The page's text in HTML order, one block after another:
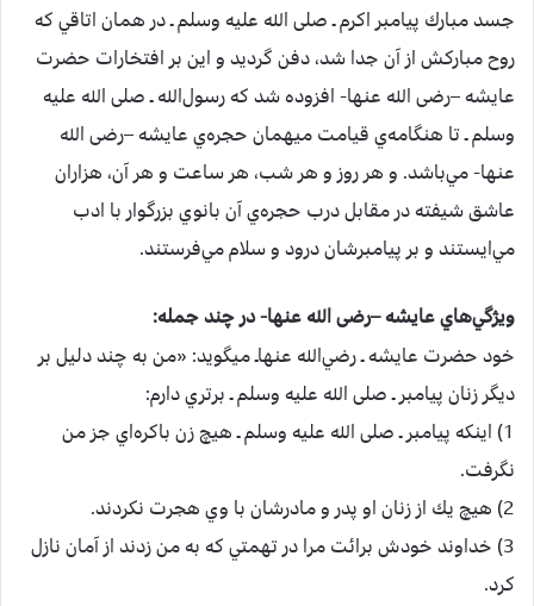
جسد مبارك‌ پيامبر اكرم‌ ـ صلی الله علیه وسلم ـ در همان‌ اتاقي‌ كه‌
روح‌ مباركش‌ از آن‌ جدا شد، دفن‌ گرديد و اين‌ بر افتخارات‌ حضرت‌
عايشه –رضی الله عنها-‌ افزوده‌ شد كه‌ رسول‌الله ـ صلی الله علیه
وسلم ـ تا هنگامه‌ي‌ قيامت‌ ميهمان‌ حجره‌ي‌ عايشه –رضی الله
عنها-‌ مي‌باشد. و هر روز و هر شب‌، هر ساعت‌ و هر آن‌، هزاران‌
عاشق‌ شيفته‌ در مقابل‌ درب‌ حجره‌ي‌ آن‌ بانوي‌ بزرگوار با ادب‌
مي‌ايستند و بر پيامبرشان‌ درود و سلام‌ مي‌فرستند.
ويژگي‌هاي‌ عايشه –رضی الله عنها-‌ در چند جمله‌:
خود حضرت‌ عايشه‌ ـ رضي‌الله عنهاـ میگويد: «من‌ به‌ چند دليل‌ بر
ديگر زنان‌ پيامبر ـ صلی الله علیه وسلم ـ برتري‌ دارم‌:
1) اينكه‌ پيامبر ـ صلی الله علیه وسلم ـ هيچ‌ زن‌ باكره‌اي‌ جز من‌
نگرفت‌.
2) هيچ‌ يك‌ از زنان‌ او پدر و مادرشان‌ با وي‌ هجرت‌ نكردند.
3) خداوند خودش‌ برائت‌ مرا در تهمتي‌ كه‌ به‌ من‌ زدند از آمان‌ نازل‌
كرد.